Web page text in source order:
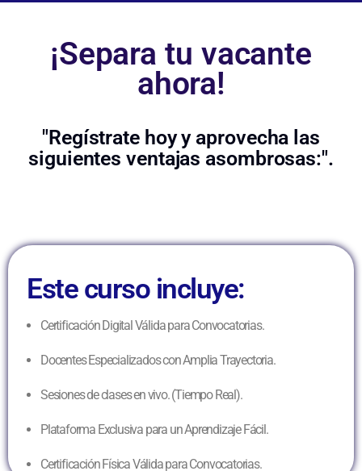
¡Separa tu vacante
ahora!
"Regístrate hoy y aprovecha las
siguientes ventajas asombrosas:".
Este curso incluye:
Certificación Digital Válida para Convocatorias.
Docentes Especializados con Amplia Trayectoria.
Sesiones de clases en vivo. (Tiempo Real).
Plataforma Exclusiva para un Aprendizaje Fácil.
Certificación Física Válida para Convocatorias.